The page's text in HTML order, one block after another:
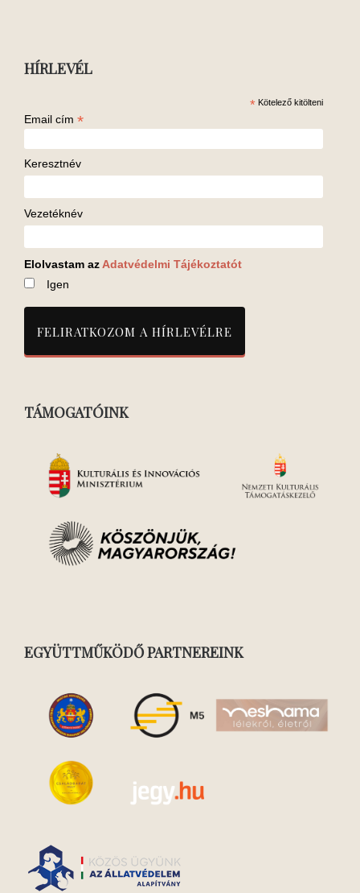
HÍRLEVÉL
* Kötelező kitölteni
Email cím *
Keresztnév
Vezetéknév
Elolvastam az Adatvédelmi Tájékoztatót
Igen
TÁMOGATÓINK
EGYÜTTMŰKÖDŐ PARTNEREINK